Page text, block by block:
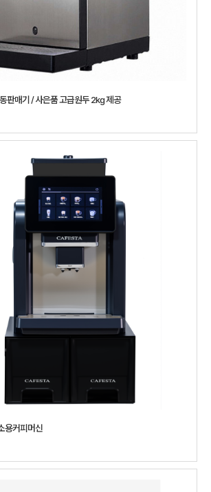
판매기 / 사은품 고급원두 2kg 제공
용커피머신